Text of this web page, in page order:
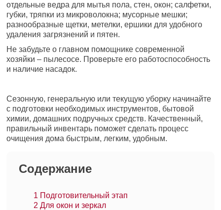
отдельные ведра для мытья пола, стен, окон; салфетки,
губки, тряпки из микроволокна; мусорные мешки;
разнообразные щетки, метелки, ершики для удобного
удаления загрязнений и пятен.
Не забудьте о главном помощнике современной
хозяйки – пылесосе. Проверьте его работоспособность
и наличие насадок.
Сезонную, генеральную или текущую уборку начинайте
с подготовки необходимых инструментов, бытовой
химии, домашних подручных средств. Качественный,
правильный инвентарь поможет сделать процесс
очищения дома быстрым, легким, удобным.
Содержание
1 Подготовительный этап
2 Для окон и зеркал